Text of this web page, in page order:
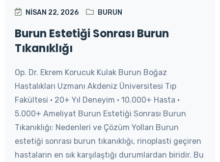
NISAN 22, 2026 BURUN
Burun Estetiği Sonrası Burun
Tıkanıklığı
Op. Dr. Ekrem Korucuk Kulak Burun Boğaz
Hastalıkları Uzmanı Akdeniz Üniversitesi Tıp
Fakültesi • 20+ Yıl Deneyim • 10.000+ Hasta •
5.000+ Ameliyat Burun Estetiği Sonrası Burun
Tıkanıklığı: Nedenleri ve Çözüm Yolları Burun
estetiği sonrası burun tıkanıklığı, rinoplasti geçiren
hastaların en sık karşılaştığı durumlardan biridir. Bu